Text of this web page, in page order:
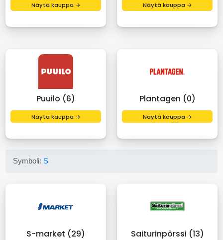
Näytä kauppa → Näytä kauppa →
Puuilo (6)
Näytä kauppa →
Plantagen (0)
Näytä kauppa →
Symboli: S
S-market (29) Saiturinpörssi (13)